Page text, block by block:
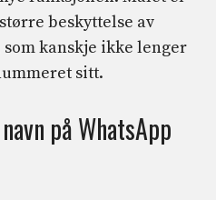
beskyttelse av
kanskje ikke lenger
sitt.
på WhatsApp